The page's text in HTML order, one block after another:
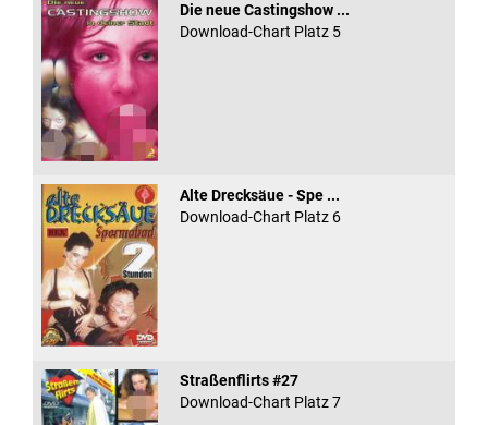
Die neue Castingshow ...
Download-Chart Platz 5
Alte Drecksäue - Spe ...
Download-Chart Platz 6
Straßenflirts #27
Download-Chart Platz 7